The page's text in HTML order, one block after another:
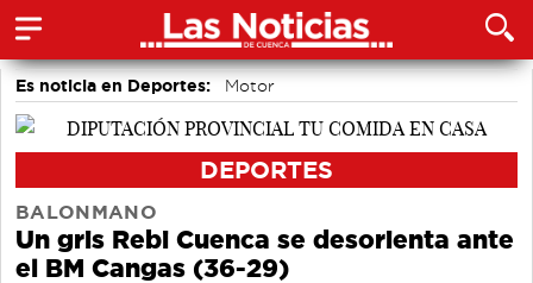
Es noticia en Deportes: Motor
DEPORTES
BALONMANO
Un gris Rebi Cuenca se desorienta ante
el BM Cangas (36-29)